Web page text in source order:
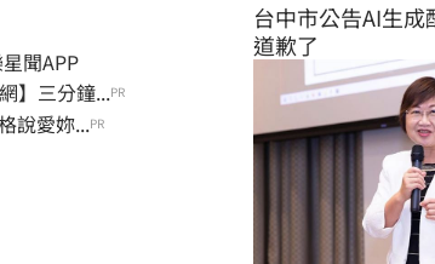
娛樂星聞APP
】三分鐘...PR
說愛妳...PR
台中市公告AI生
道歉了